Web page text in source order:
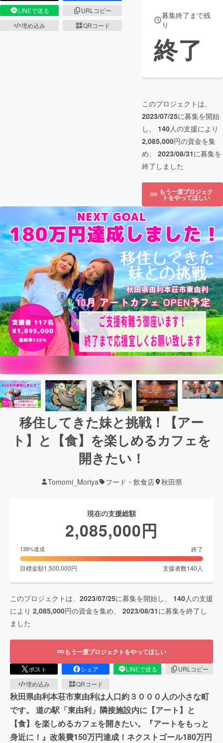
LINEで送る
URLコピー
埋め込み
QRコード
募集終了まで残
り
終了
このプロジェクトは、
2023/07/25に募集を開始
し、 140人の支援により
2,085,000円の資金を集
め、 2023/08/31に募集を
終了しました
もう一度プロジェク
トをやってほしい
移住してきた妹と挑戦！【アー
ト】と【食】を楽しめるカフェを
開きたい！
Tomomi_Moriya フード・飲食店 秋田県
現在の支援総額
2,085,000円
139%達成 終了
目標金額1,500,000円 支援者数140 人
このプロジェクトは、 2023/07/25に募集を開始し、 140人の支援
により 2,085,000円の資金を集め、 2023/08/31に募集を終了し
ました
もう一度プロジェクトをやってほしい
ポスト シェア LINEで送る
URLコピー
埋め込み
QRコード
秋田県由利本荘市東由利は人口約３０００人の小さな町
です。 道の駅「東由利」隣接施設内に【アート】と
【食】を楽しめるカフェを開きたい。『アートをもっと
身近に！』改装費150万円達成！ネクストゴール180万円